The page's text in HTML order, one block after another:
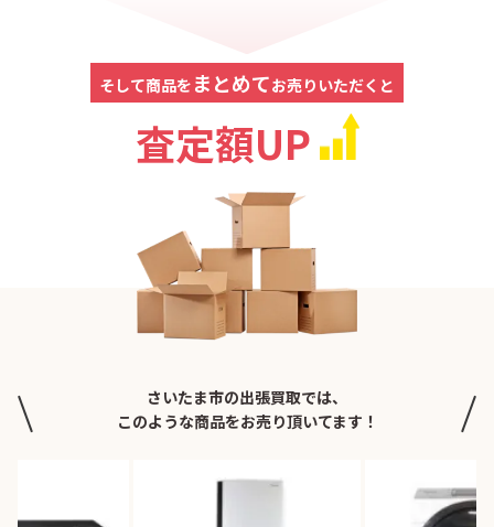
そして商品を まとめてお売りいただくと
査定額UP
さいたま市の出張買取では、
このような商品をお売り頂いてます！